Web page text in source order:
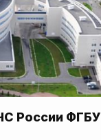
России ФГБУ